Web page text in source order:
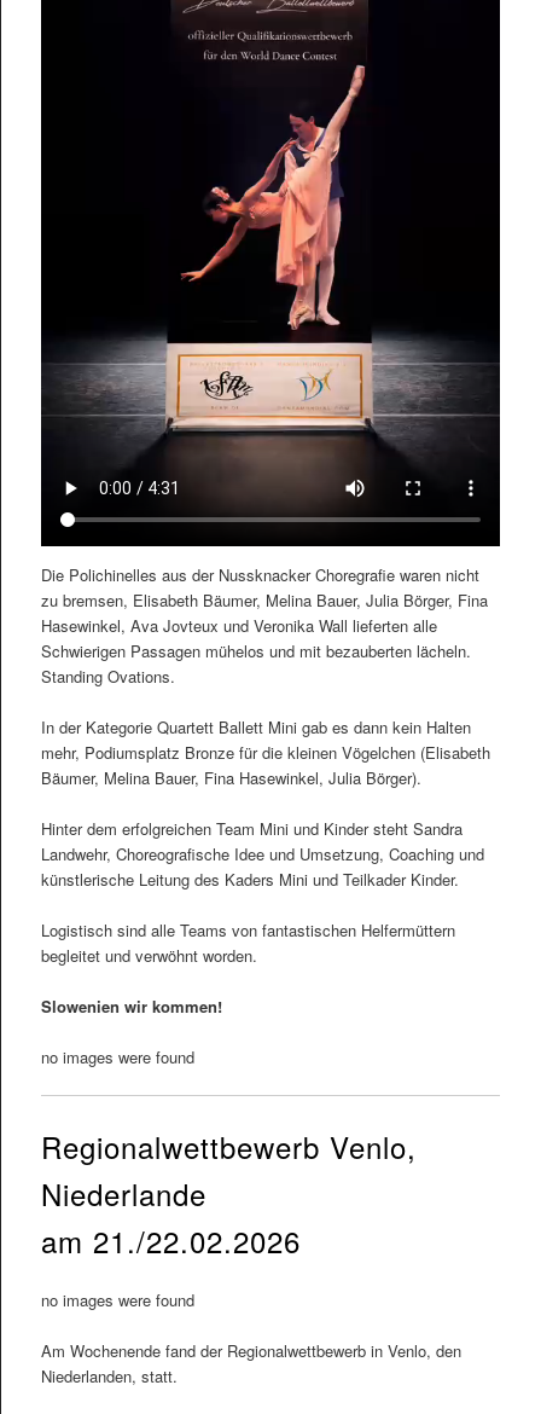
Die Polichinelles aus der Nussknacker Choregrafie waren nicht
zu bremsen, Elisabeth Bäumer, Melina Bauer, Julia Börger, Fina
Hasewinkel, Ava Jovteux und Veronika Wall lieferten alle
Schwierigen Passagen mühelos und mit bezauberten lächeln.
Standing Ovations.
In der Kategorie Quartett Ballett Mini gab es dann kein Halten
mehr, Podiumsplatz Bronze für die kleinen Vögelchen (Elisabeth
Bäumer, Melina Bauer, Fina Hasewinkel, Julia Börger).
Hinter dem erfolgreichen Team Mini und Kinder steht Sandra
Landwehr, Choreografische Idee und Umsetzung, Coaching und
künstlerische Leitung des Kaders Mini und Teilkader Kinder.
Logistisch sind alle Teams von fantastischen Helfermüttern
begleitet und verwöhnt worden.
Slowenien wir kommen!
no images were found
Regionalwettbewerb Venlo,
Niederlande
am 21./22.02.2026
no images were found
Am Wochenende fand der Regionalwettbewerb in Venlo, den
Niederlanden, statt.